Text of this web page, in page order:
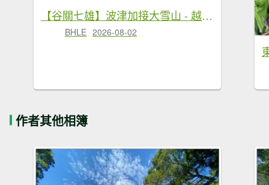
【谷關七雄】波津加接大雪山 - 越過陡坡，自見高峰
BHLE 2026-08-02
作者其他相簿